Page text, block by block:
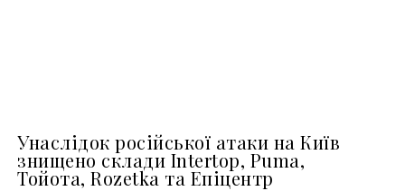
Унаслідок російської атаки на Київ
знищено склади Intertop, Puma,
Тойота, Rozetka та Епіцентр